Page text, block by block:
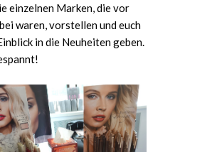
einzelnen Marken, die vor
waren, vorstellen und euch
in die Neuheiten geben.